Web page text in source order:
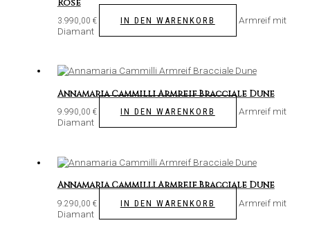
Rose
3.990,00 € IN DEN WARENKORB
Armreif mit
Diamant
Annamaria Cammilli Armreif Bracciale Dune
9.990,00 € IN DEN WARENKORB
Armreif mit
Diamant
Annamaria Cammilli Armreif Bracciale Dune
9.290,00 € IN DEN WARENKORB
Armreif mit
Diamant